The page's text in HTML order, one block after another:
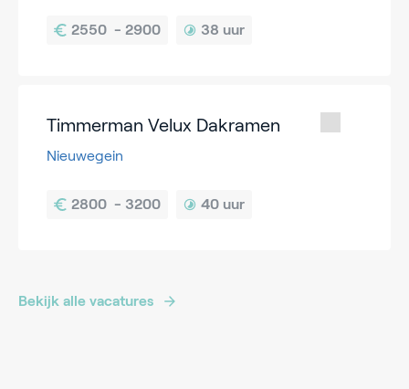
38 uur
Timmerman Velux Dakramen
Nieuwegein
40 uur
Bekijk alle vacatures